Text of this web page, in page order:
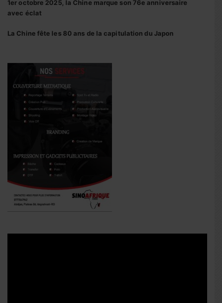
1er octobre 2025, la Chine marque son 76e anniversaire
avec éclat
La Chine fête les 80 ans de la capitulation du Japon